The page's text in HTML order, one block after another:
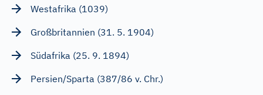
Westafrika (1039)
Großbritannien (31. 5. 1904)
Südafrika (25. 9. 1894)
Persien/Sparta (387/86 v. Chr.)